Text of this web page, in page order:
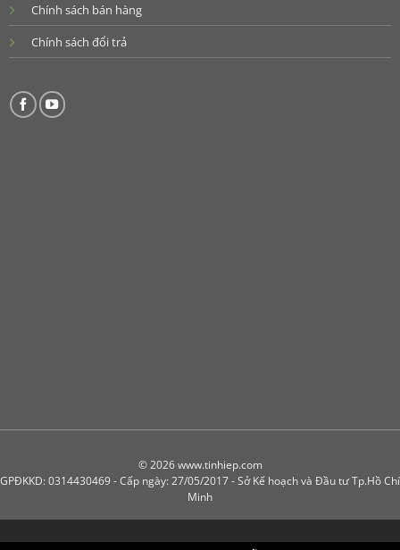
Chính sách bán hàng
Chính sách đổi trả
© 2026 www.tinhiep.com
GPĐKKD: 0314430469 - Cấp ngày: 27/05/2017 - Sở Kế hoạch và Đầu tư Tp.Hồ Chí
Minh